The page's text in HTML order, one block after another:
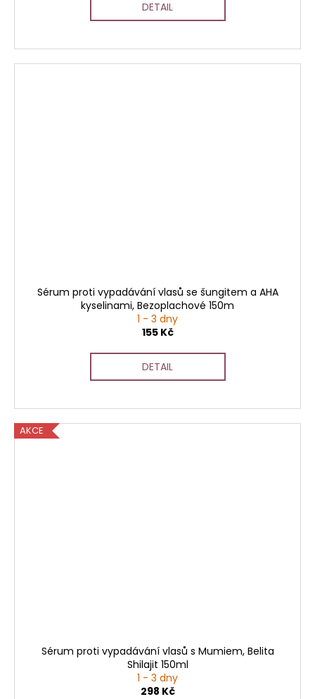
DETAIL
Sérum proti vypadávání vlasů se šungitem a AHA
kyselinami, Bezoplachové 150m
1 - 3 dny
155 Kč
DETAIL
AKCE
Sérum proti vypadávání vlasů s Mumiem, Belita
Shilajit 150ml
1 - 3 dny
298 Kč